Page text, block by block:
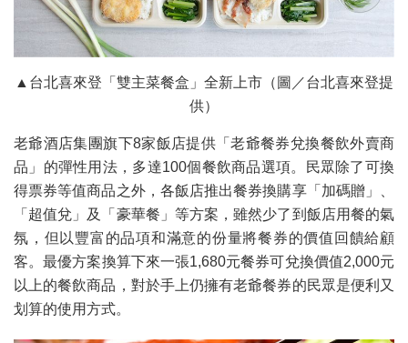
▲台北喜來登「雙主菜餐盒」全新上市（圖／台北喜來登提
供）
老爺酒店集團旗下8家飯店提供「老爺餐券兌換餐飲外賣商
品」的彈性用法，多達100個餐飲商品選項。民眾除了可換
得票券等值商品之外，各飯店推出餐券換購享「加碼贈」、
「超值兌」及「豪華餐」等方案，雖然少了到飯店用餐的氣
氛，但以豐富的品項和滿意的份量將餐券的價值回饋給顧
客。最優方案換算下來一張1,680元餐券可兌換價值2,000元
以上的餐飲商品，對於手上仍擁有老爺餐券的民眾是便利又
划算的使用方式。